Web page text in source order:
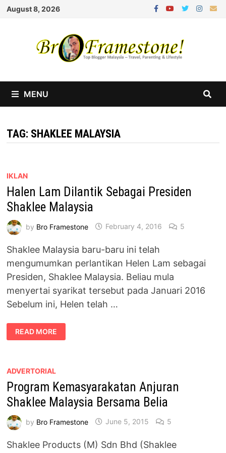
Skip
August 8, 2026
MENU
TAG: SHAKLEE MALAYSIA
IKLAN
Halen Lam Dilantik Sebagai Presiden
Shaklee Malaysia
by Bro Framestone February 4, 2016 5
Shaklee Malaysia baru-baru ini telah
mengumumkan perlantikan Helen Lam sebagai
Presiden, Shaklee Malaysia. Beliau mula
menyertai syarikat tersebut pada Januari 2016
Sebelum ini, Helen telah …
HALEN
LAM
DILANTIK
MALAYSIA
READ MORE
ADVERTORIAL
Program Kemasyarakatan Anjuran
Shaklee Malaysia Bersama Belia
by Bro Framestone June 5, 2015 5
Shaklee Products (M) Sdn Bhd (Shaklee